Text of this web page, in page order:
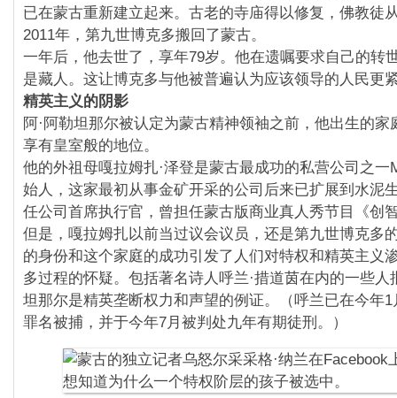
已在蒙古重新建立起来。古老的寺庙得以修复，佛教徒
2011年，第九世博克多搬回了蒙古。
一年后，他去世了，享年79岁。他在遗嘱要求自己的转
是藏人。这让博克多与他被普遍认为应该领导的人民更
精英主义的阴影
阿·阿勒坦那尔被认定为蒙古精神领袖之前，他出生的家
享有皇室般的地位。
他的外祖母嘎拉姆扎·泽登是蒙古最成功的私营公司之一
始人，这家最初从事金矿开采的公司后来已扩展到水泥
任公司首席执行官，曾担任蒙古版商业真人秀节目《创
但是，嘎拉姆扎以前当过议会议员，还是第九世博克多
的身份和这个家庭的成功引发了人们对特权和精英主义
多过程的怀疑。包括著名诗人呼兰·措道茵在内的一些人
坦那尔是精英垄断权力和声望的例证。（呼兰已在今年
罪名被捕，并于今年7月被判处九年有期徒刑。）